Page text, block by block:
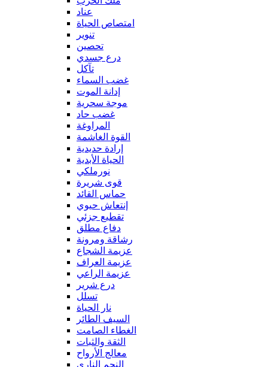
عناد
امتصاص الحياة
تنوير
تحصين
درع جسدي
تآكل
غضب السماء
إدانة الموت
موجة سحرية
غضب حاد
المراوغة
القوة الغاشمة
إرادة حديدية
الحياة الأبدية
نورملكي
قوى شريرة
حماس القائد
إنتعاش حيوي
تقطيع جزئي
دفاع مطلق
رشاقة ومرونة
عزيمة الشجاع
عزيمة العراف
عزيمة الراعي
درع شرير
تسلل
نار الحياة
السيف الطائر
الغطاء الصامت
الثقة والثبات
معالج الأرواح
النجم الناري